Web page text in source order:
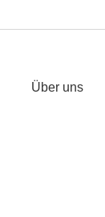
Über uns